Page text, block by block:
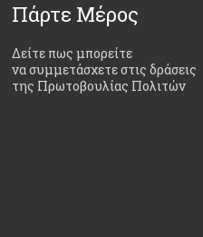
Πάρτε Μέρος
Δείτε πως μπορείτε
να συμμετάσχετε στις δράσεις
της Πρωτοβουλίας Πολιτών